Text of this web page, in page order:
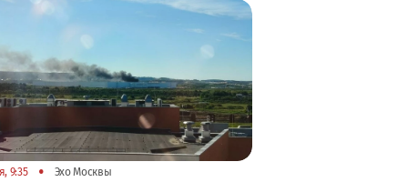
9:35 • Эхо Москвы